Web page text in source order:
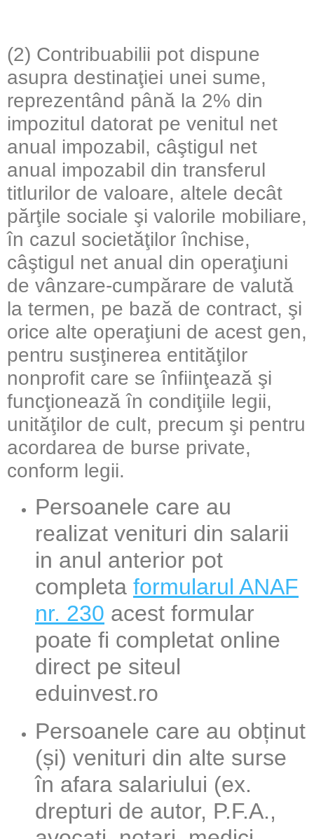
(2) Contribuabilii pot dispune
asupra destinaţiei unei sume,
reprezentând până la 2% din
impozitul datorat pe venitul net
anual impozabil, câştigul net
anual impozabil din transferul
titlurilor de valoare, altele decât
părţile sociale şi valorile mobiliare,
în cazul societăţilor închise,
câştigul net anual din operaţiuni
de vânzare-cumpărare de valută
la termen, pe bază de contract, şi
orice alte operaţiuni de acest gen,
pentru susţinerea entităţilor
nonprofit care se înfiinţează şi
funcţionează în condiţiile legii,
unităţilor de cult, precum şi pentru
acordarea de burse private,
conform legii.
Persoanele care au
realizat venituri din salarii
in anul anterior pot
completa formularul ANAF
nr. 230 acest formular
poate fi completat online
direct pe siteul
eduinvest.ro
Persoanele care au obținut
(și) venituri din alte surse
în afara salariului (ex.
drepturi de autor, P.F.A.,